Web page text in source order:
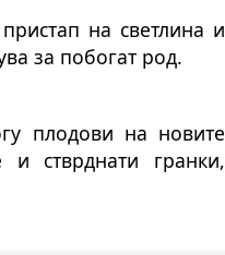
на светлина и
за побогат род.
плодови на новите
и стврднати гранки,